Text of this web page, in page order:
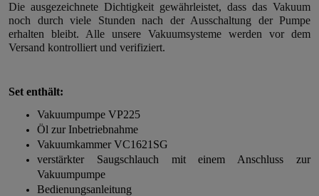
Die ausgezeichnete Dichtigkeit gewährleistet, dass das Vakuum
noch durch viele Stunden nach der Ausschaltung der Pumpe
erhalten bleibt. Alle unsere Vakuumsysteme werden vor dem
Versand kontrolliert und verifiziert.
Set enthält:
Vakuumpumpe VP225
Öl zur Inbetriebnahme
Vakuumkammer VC1621SG
verstärkter Saugschlauch mit einem Anschluss zur
Vakuumpumpe
Bedienungsanleitung